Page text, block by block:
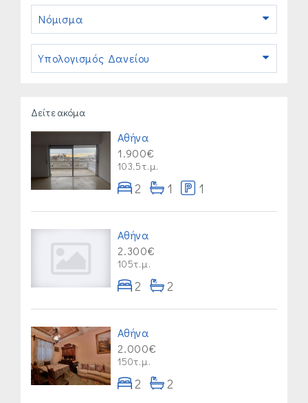
Νόμισμα
Υπολογισμός Δανείου
Δείτε ακόμα
Αθήνα
1.900€
103,5τ.μ.
2 1 1
Αθήνα
2.300€
105τ.μ.
2 2
Αθήνα
2.000€
150τ.μ.
2 2